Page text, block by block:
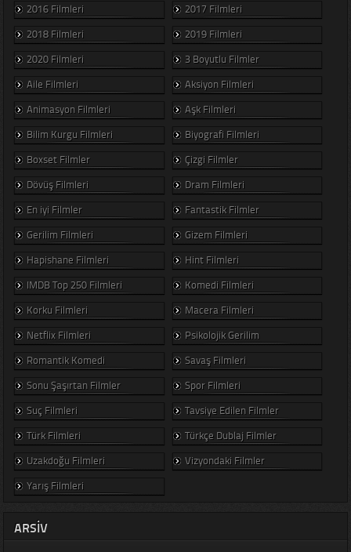
2016 Filmleri
2017 Filmleri
2018 Filmleri
2019 Filmleri
2020 Filmleri
3 Boyutlu Filmler
Aile Filmleri
Aksiyon Filmleri
Animasyon Filmleri
Aşk Filmleri
Bilim Kurgu Filmleri
Biyografi Filmleri
Boxset Filmler
Çizgi Filmler
Dövüş Filmleri
Dram Filmleri
En iyi Filmler
Fantastik Filmler
Gerilim Filmleri
Gizem Filmleri
Hapishane Filmleri
Hint Filmleri
IMDB Top 250 Filmleri
Komedi Filmleri
Korku Filmleri
Macera Filmleri
Netflix Filmleri
Psikolojik Gerilim
Romantik Komedi
Savaş Filmleri
Sonu Şaşırtan Filmler
Spor Filmleri
Suç Filmleri
Tavsiye Edilen Filmler
Türk Filmleri
Türkçe Dublaj Filmler
Uzakdoğu Filmleri
Vizyondaki Filmler
Yarış Filmleri
ARSIV